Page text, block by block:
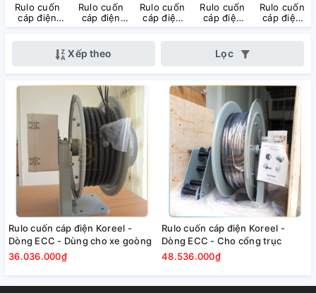
Rulo cuốn
cáp điện
Koreel -
Rulo cuốn
cáp điện
Koreel -
Rulo cuốn
cáp điện
Koreel -
Rulo cuốn
cáp điện
Koreel -
Rulo cuốn
cáp điện
Koreel -
Xếp theo Lọc
Rulo cuốn cáp điện Koreel -
Dòng ECC - Dùng cho xe goòng
36.036.000₫
Rulo cuốn cáp điện Koreel -
Dòng ECC - Cho cổng trục
48.536.000₫